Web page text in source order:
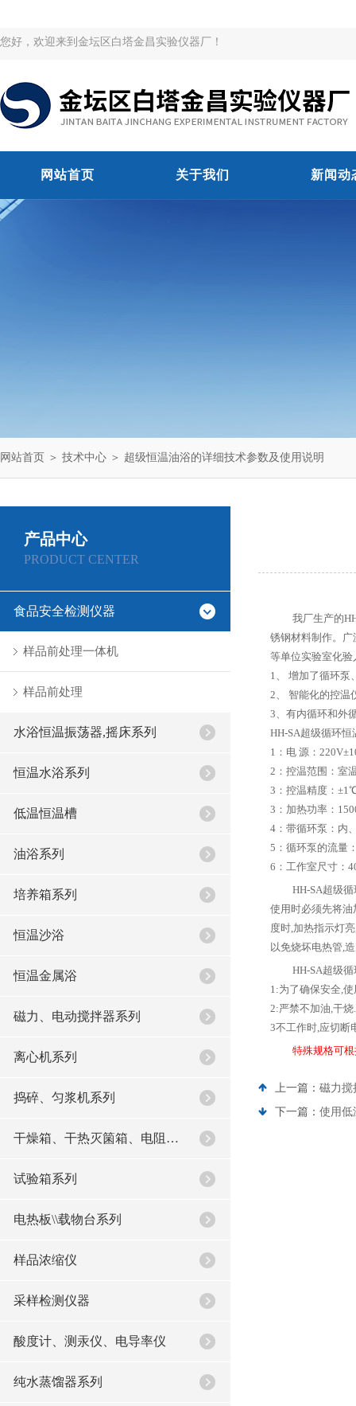
您好，欢迎来到金坛区白塔金昌实验仪器厂！
网站首页 关于我们 新闻动
网站首页 ＞ 技术中心 ＞ 超级恒温油浴的详细技术参数及使用说明
产品中心
PRODUCT CENTER
食品安全检测仪器
样品前处理一体机
样品前处理
水浴恒温振荡器,摇床系列
恒温水浴系列
低温恒温槽
油浴系列
培养箱系列
恒温沙浴
恒温金属浴
磁力、电动搅拌器系列
离心机系列
捣碎、匀浆机系列
干燥箱、干热灭箘箱、电阻炉系列
试验箱系列
电热板\\载物台系列
样品浓缩仪
采样检测仪器
酸度计、测汞仪、电导率仪
纯水蒸馏器系列
我厂生产的
锈钢材料制作。
等单位实验室化
1、 增加了循环泵
2、 智能化的控温
3、有内循环和外
HH-SA超级循环恒
1：电 源：
2：控温范围：室
3：控温精度：
3：加热功率：
4：带循环泵：内
5：循环泵的流量
6：工作室尺寸：
HH-SA超级
使用时必须先将
度时,加热指示灯
以免烧坏电热管,
HH-SA超级
1:为了确保安全,
2:严禁不加油,干烧.
3不工作时,应切断
特殊规格可
上一篇： 磁力搅
下一篇： 使用低